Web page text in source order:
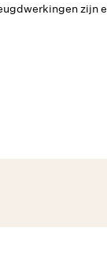
zijn